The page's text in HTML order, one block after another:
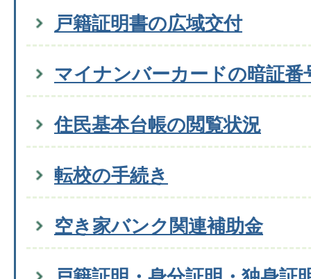
戸籍証明書の広域交付
マイナンバーカードの暗証番
住民基本台帳の閲覧状況
転校の手続き
空き家バンク関連補助金